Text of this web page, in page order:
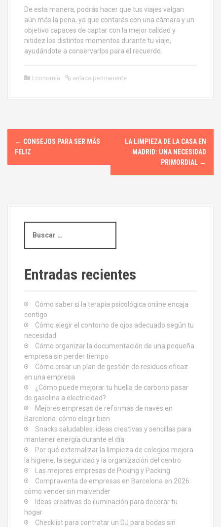
De esta manera, podrás hacer que tus viajes valgan
aún más la pena, ya que contarás con una cámara y un
objetivo capaces de captar con la mejor calidad y
nitidez los distintos momentos durante tu viaje,
ayudándote a conservarlos para el recuerdo.
Economía enlace permanente
N← CONSEJOS PARA SER MÁS
FELIZ
LA LIMPIEZA DE LA CASA EN
MADRID: UNA NECESIDAD
PRIMORDIAL →
s
a
rEntradas recientes
Cómo saber si la terapia psicológica online encaja
contigo
Cómo elegir el contorno de ojos adecuado según tu
necesidad
Cómo organizar la documentación de una pequeña
empresa sin perder tiempo
Cómo crear un plan de gestión de residuos eficaz
en una empresa
¿Cómo puede mejorar tu huella de carbono pasar
de gasolina a electricidad?
Mejores empresas de reformas de naves en
Barcelona: cómo elegir bien
Snacks saludables: ideas creativas y sencillas para
mantener energía durante el día
Por qué externalizar la limpieza de colegios mejora
la higiene, la seguridad y la organización del centro
Las mejores empresas de Picking y Packing
Compraventa de empresas en Barcelona en 2026:
cómo vender sin malvender
Ideas creativas de iluminación para decorar tu
hogar
Checklist para contratar un DJ para bodas sin